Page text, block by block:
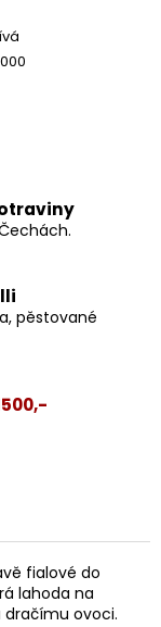
pěstované
fialové do
lahoda na
ovoci.